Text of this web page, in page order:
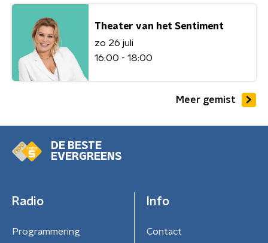
Theater van het Sentiment
zo 26 juli
16:00 - 18:00
Meer gemist
DE BESTE
EVERGREENS
Radio
Programmering
Info
Contact